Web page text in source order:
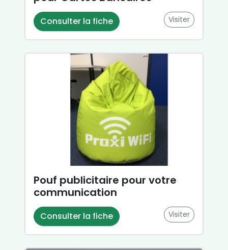
Consulter la fiche Visiter
Pouf publicitaire pour votre
communication
Consulter la fiche Visiter